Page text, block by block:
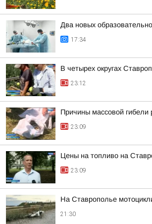
Два новых
17:34
В четырех округах
23:12
Причины массовой
23:09
Цены на топливо на
23:09
На Ставрополье
21:30